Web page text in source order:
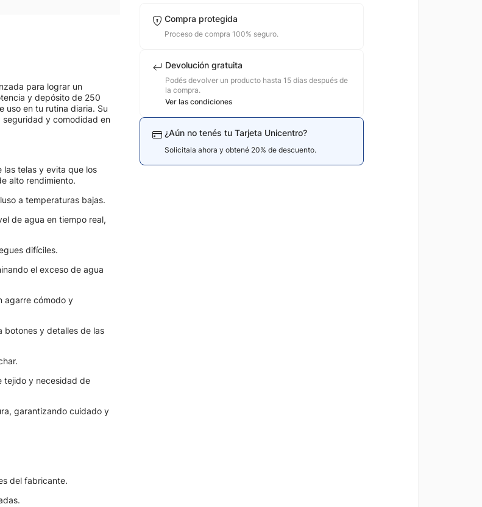
para lograr un
y depósito de 250
uso en tu rutina diaria. Su
seguridad y comodidad en
las telas y evita que los
alto rendimiento.
a temperaturas bajas.
de agua en tiempo real,
difíciles.
el exceso de agua
agarre cómodo y
botones y detalles de las
tejido y necesidad de
garantizando cuidado y
del fabricante.
Compra protegida
Proceso de compra 100% seguro.
Devolución gratuita
Podés devolver un producto hasta 15 días después de
la compra.
Ver las condiciones
¿Aún no tenés tu Tarjeta Unicentro?
Solicitala ahora y obtené 20% de descuento.